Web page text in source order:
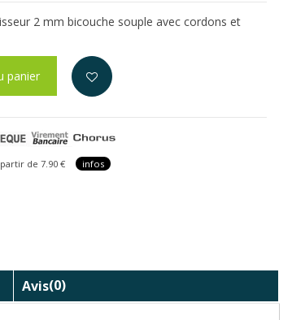
2 mm bicouche souple avec cordons et
panier
de 7.90 € infos
Avis(0)